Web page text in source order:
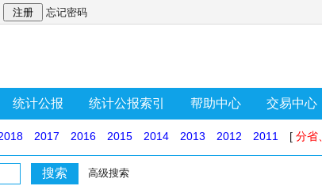
忘记密码
统计公报 统计公报索引 帮助中心 交易中心
2017 2016 2015 2014 2013 2012 2011 [ 分省
高级搜索